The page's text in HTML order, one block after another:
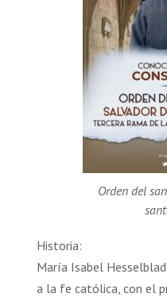
Orden del
Historia:
María Isabel
a la fe católica, con el